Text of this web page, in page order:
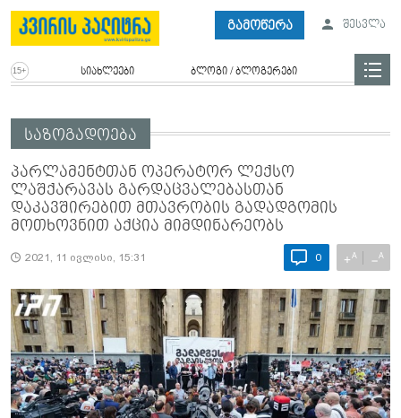
გამოწერა შესვლა
სიახლეები ბლოგი / ბლოგერები
საზოგადოება
პარლამენტთან ოპერატორ ლექსო
ლაშქარავას გარდაცვალებასთან
დაკავშირებით მთავრობის გადადგომის
მოთხოვნით აქცია მიმდინარეობს
2021, 11 ივლისი, 15:31 0 +A −A